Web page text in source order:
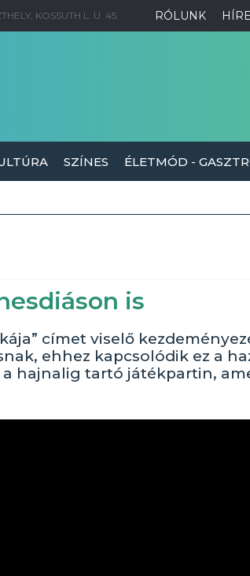
RÓLUNK
KOSSUTH L. U. 45.
SZÍNES ÉLETMÓD -
is
címet viselő
ehhez kapcsolódik ez a
hajnalig tartó játékpartin,